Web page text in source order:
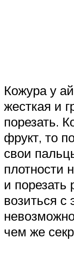
Кожура у
жесткая и
порезать.
фрукт, то
свои
плотности
и порезать
возиться с
чем же